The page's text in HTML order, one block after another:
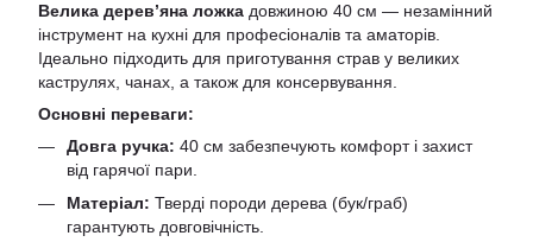
Велика дерев’яна ложка довжиною 40 см — незамінний
інструмент на кухні для професіоналів та аматорів.
Ідеально підходить для приготування страв у великих
каструлях, чанах, а також для консервування.
Основні переваги:
Довга ручка: 40 см забезпечують комфорт і захист
від гарячої пари.
Матеріал: Тверді породи дерева (бук/граб)
гарантують довговічність.